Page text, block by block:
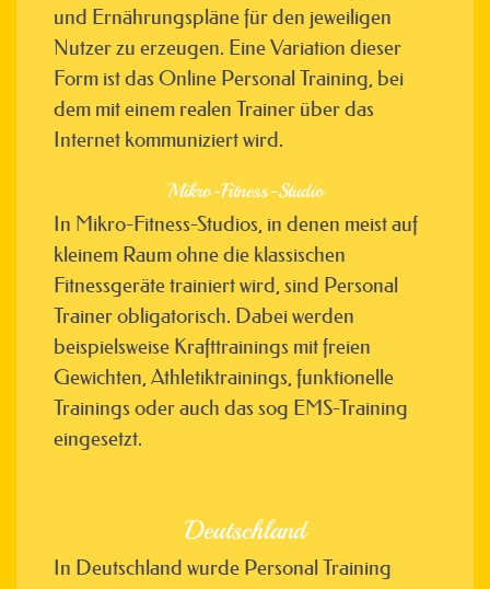
und Ernährungspläne für den jeweiligen
Nutzer zu erzeugen. Eine Variation dieser
Form ist das Online Personal Training, bei
dem mit einem realen Trainer über das
Internet kommuniziert wird.
Mikro-Fitness-Studio
In Mikro-Fitness-Studios, in denen meist auf
kleinem Raum ohne die klassischen
Fitnessgeräte trainiert wird, sind Personal
Trainer obligatorisch. Dabei werden
beispielsweise Krafttrainings mit freien
Gewichten, Athletiktrainings, funktionelle
Trainings oder auch das sog EMS-Training
eingesetzt.
Deutschland
In Deutschland wurde Personal Training